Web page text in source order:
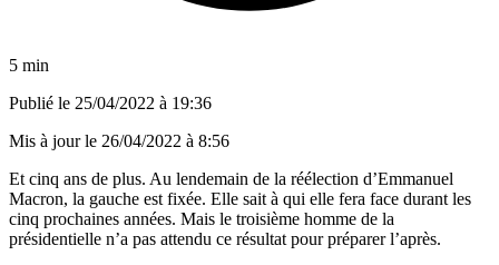
5 min
Publié le 25/04/2022 à 19:36
Mis à jour le 26/04/2022 à 8:56
Et cinq ans de plus. Au lendemain de la réélection d’Emmanuel
Macron, la gauche est fixée. Elle sait à qui elle fera face durant les
cinq prochaines années. Mais le troisième homme de la
présidentielle n’a pas attendu ce résultat pour préparer l’après.